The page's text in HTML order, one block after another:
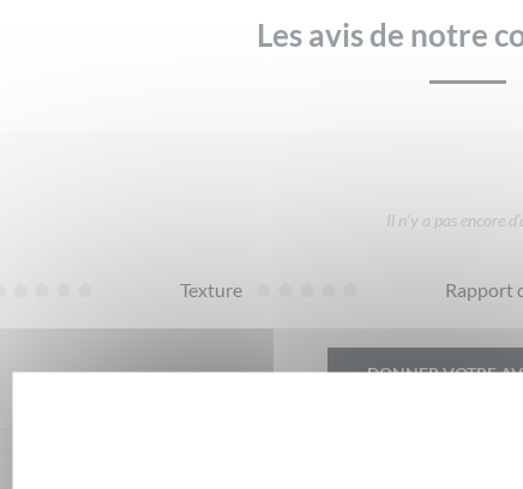
Les avis de notre
Il n’y a pas encore
Texture Rapport
DONNER VOTRE